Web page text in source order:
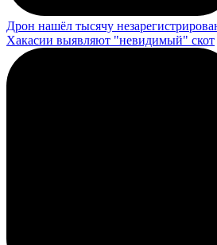
Дрон нашёл тысячу
Хакасии выявляют "невидимый" скот